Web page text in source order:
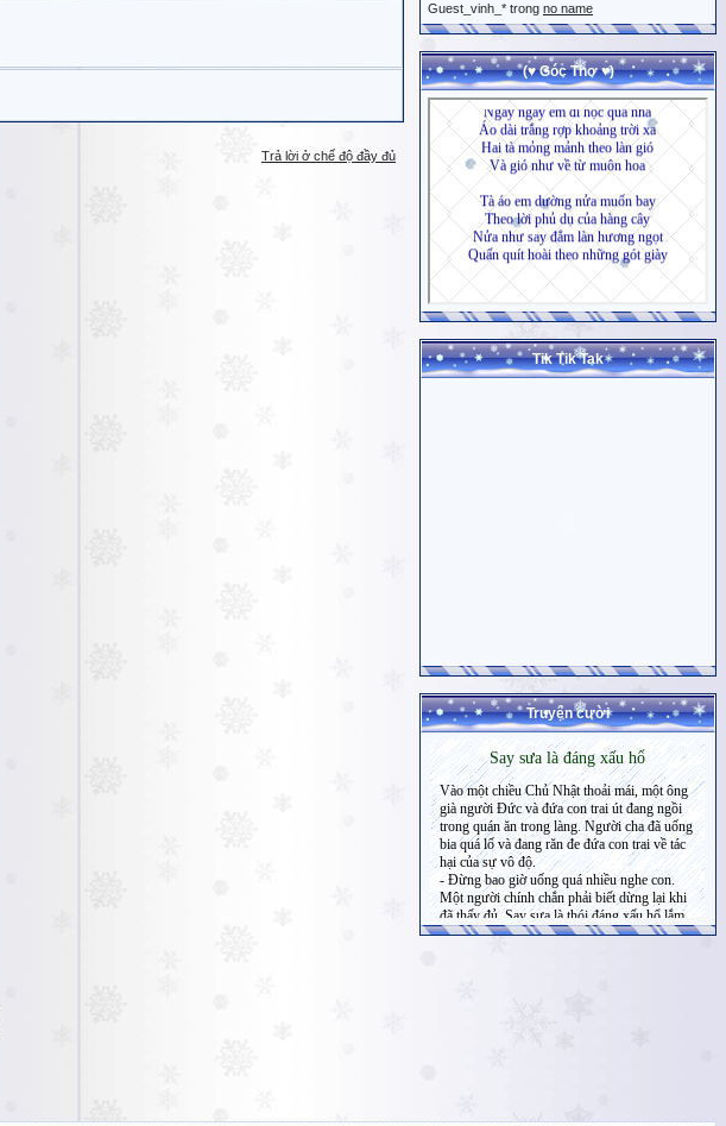
Trả lời ở chế độ đầy đủ
Guest_vinh_* trong no name
(♥ Góc Thơ ♥)
Tik Tik Tak
Truyện cười